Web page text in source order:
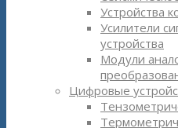
Устройства
Усилители
устройства
Модули
Цифровые